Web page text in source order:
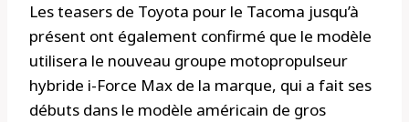
Les teasers de Toyota pour le Tacoma jusqu’à
présent ont également confirmé que le modèle
utilisera le nouveau groupe motopropulseur
hybride i-Force Max de la marque, qui a fait ses
débuts dans le modèle américain de gros